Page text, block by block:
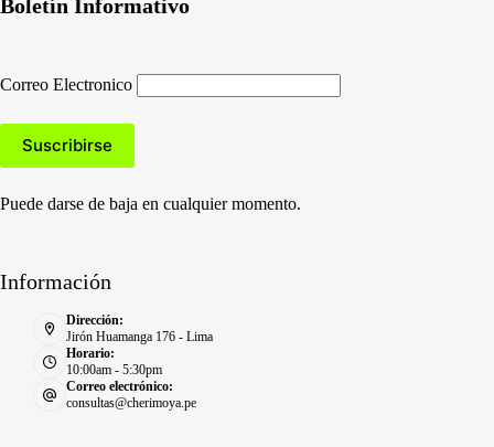
Boletín Informativo
Correo Electronico
Puede darse de baja en cualquier momento.
Información
Dirección:
Jirón Huamanga 176 - Lima
Horario:
10:00am - 5:30pm
Correo electrónico:
consultas@cherimoya.pe